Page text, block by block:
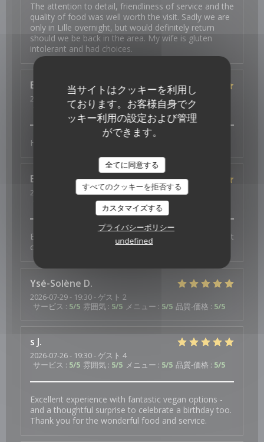
当サイトはクッキーを利用し
ております。お客様自身でク
ッキー利用の設定および管理
ができます。
全てに同意する
すべてのクッキーを拒否する
カスタマイズする
プライバシーポリシー
undefined
The attention to detail, friendliness of service and the
quality of food was well worth the visit. Sadly we are
only in Lille overnight, but would definitely return
should we be back in the area. My wife is gluten
intolerant and had choices.
Esther
2026-07-31 - 19:00 - ゲスト 2
5/5 雰囲気 :5 /5 メニュー:5/5 品質-価格
Heerlijk en vers en superlieve bediening
Elisabeth W
2026-07-29
- 19:30 - ゲスト 3
雰囲気:5/5 メニュー:5/5
Bonne ambiance, service au top et plats excellents et
copieux
Ysé-Solène D
2026-07-29- 19:30 - ゲスト 2
サービス : 5/5 雰囲気 : 5/5 メニュー : 5/5 品質-価格 : 5/5
s J
2026-07-26- 19:30 - ゲスト 4
サービス : 5/5 雰囲気 : 5/5 メニュー : 5/5 品質-価格 : 5/5
Excellent experience with fantastic vegan options -
and a thoughtful surprise to celebrate a birthday too.
Thank you for the wonderful food and service.